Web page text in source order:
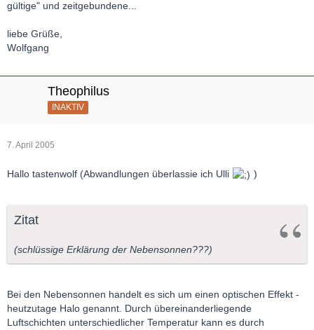
gültige" und zeitgebundene...
liebe Grüße,
Wolfgang
Theophilus
INAKTIV
7. April 2005
Hallo tastenwolf (Abwandlungen überlassie ich Ulli )
Zitat
(schlüssige Erklärung der Nebensonnen???)
Bei den Nebensonnen handelt es sich um einen optischen Effekt -
heutzutage Halo genannt. Durch übereinanderliegende
Luftschichten unterschiedlicher Temperatur kann es durch